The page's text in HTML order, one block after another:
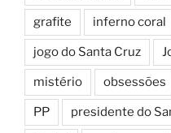
grafite inferno coral
jogo do Santa Cruz
mistério obsessões
PP presidente do